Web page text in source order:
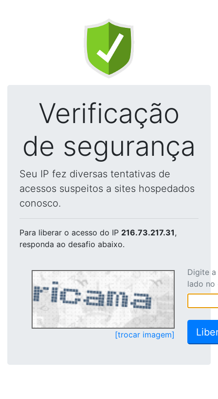
Verificação
de segurança
Seu IP fez diversas tentativas de
acessos suspeitos a sites hospedados
conosco.
Para liberar o acesso do IP 216.73.217.31,
responda ao desafio abaixo.
[trocar imagem]
Digite
lado no